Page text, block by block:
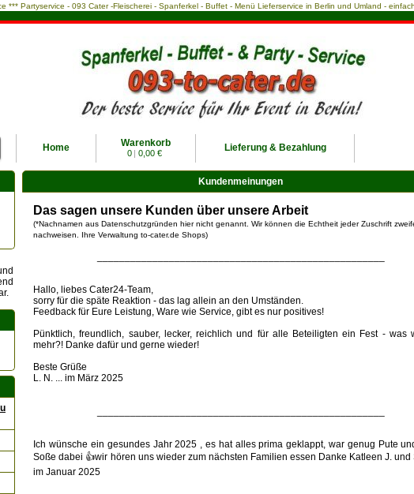
*** Partyservice - 093 Cater -Fleischerei - Spanferkel - Buffet - Menü Lieferservice in Berlin und Umland -
Home Warenkorb
0 | 0,00 € Lieferung & Bezahlung
Kundenmeinungen
Das sagen unsere Kunden über unsere Arbeit
(*Nachnamen aus Datenschutzgründen hier nicht genannt. Wir können die Echtheit jeder Zuschrift
nachweisen. Ihre Verwaltung to-cater.de Shops)
Hallo, liebes Cater24-Team,
sorry für die späte Reaktion - das lag allein an den Umständen.
Feedback für Eure Leistung, Ware wie Service, gibt es nur positives!
Pünktlich, freundlich, sauber, lecker, reichlich und für alle Beteiligten ein Fest - was
mehr?! Danke dafür und gerne wieder!
Beste Grüße
L. N. ... im März 2025
Ich wünsche ein gesundes Jahr 2025 , es hat alles prima geklappt, war genug Pute
Soße dabei 👍wir hören uns wieder zum nächsten Familien essen Danke Katleen J. und
im Januar 2025